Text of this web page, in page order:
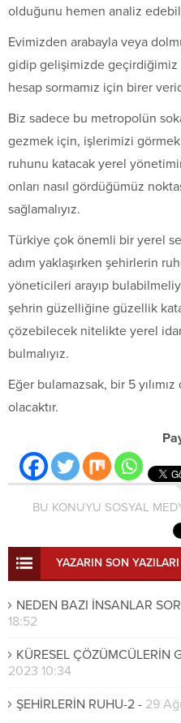
olduğunu hemen analiz
Evimizden arabayla veya
gidip gelişimizde
hesap sormamız için birer
Biz sadece bu metropolün
gezmek için, işlerimizi
ruhunu katacak yerel
onları nasıl gördüğümüz
sağlamalıyız.
Türkiye çok önemli bir yerel
adım yaklaşırken şehirlerin
yöneticileri arayıp
şehrin güzelliğine güzellik
çözebilecek nitelikte yerel
bulmalıyız.
Eğer bulamazsak, bir 5
olacaktır.
BU KONUYU SOSYAL
YAZARIN SON YAZILARI
NEDEN BAZI İNSANLAR
18:52
KÜRESEL ÇÖZÜMCÜLERİN
2023 10:34
ŞEHİRLERİN RUHU-2 - 29